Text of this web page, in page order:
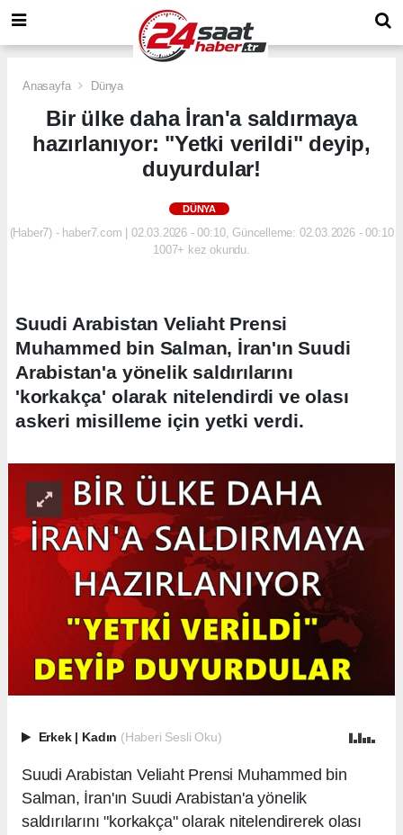
Anasayfa Dünya
Bir ülke daha İran'a saldırmaya
hazırlanıyor: "Yetki verildi" deyip,
duyurdular!
DÜNYA
(Haber7) - haber7.com | 02.03.2026 - 00:10, Güncelleme: 02.03.2026 - 00:10
1007+ kez okundu.
Suudi Arabistan Veliaht Prensi
Muhammed bin Salman, İran'ın Suudi
Arabistan'a yönelik saldırılarını
'korkakça' olarak nitelendirdi ve olası
askeri misilleme için yetki verdi.
Erkek Kadın (Haberi Sesli Oku)
Suudi Arabistan Veliaht Prensi Muhammed bin
Salman, İran'ın Suudi Arabistan'a yönelik
saldırılarını "korkakça" olarak nitelendirerek olası